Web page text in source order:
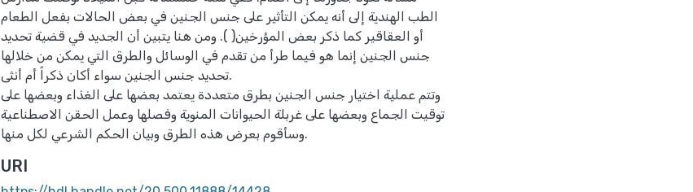
الطب الهندية إلى أنه يمكن التأثير على جنس الجنين في بعض الحالات بفعل الطعام
أو العقاقير كما ذكر بعض المؤرخين( ). ومن هنا يتبين أن الجديد في قضية تحديد
جنس الجنين إنما هو فيما طرأ من تقدم في الوسائل والطرق التي يمكن من خلالها
تحديد جنس الجنين سواء أكان ذكراً أم أنثى.
وتتم عملية اختيار جنس الجنين بطرق متعددة يعتمد بعضها على الغذاء وبعضها على
توقيت الجماع وبعضها على غربلة الحيوانات المنوية وفصلها وعمل الحقن الاصطناعية
وسأقوم بعرض هذه الطرق وبيان الحكم الشرعي لكل منها.
URI